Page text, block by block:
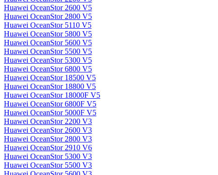
Huawei OceanStor 2600 V5
Huawei OceanStor 2800 V5
Huawei OceanStor 5110 V5
Huawei OceanStor 5800 V5
Huawei OceanStor 5600 V5
Huawei OceanStor 5500 V5
Huawei OceanStor 5300 V5
Huawei OceanStor 6800 V5
Huawei OceanStor 18500 V5
Huawei OceanStor 18800 V5
Huawei OceanStor 18000F V5
Huawei OceanStor 6800F V5
Huawei OceanStor 5000F V5
Huawei OceanStor 2200 V3
Huawei OceanStor 2600 V3
Huawei OceanStor 2800 V3
Huawei OceanStor 2910 V6
Huawei OceanStor 5300 V3
Huawei OceanStor 5500 V3